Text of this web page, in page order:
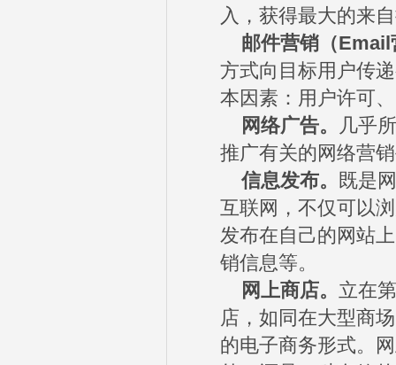
入，获得最大的来
邮件营销（Email
方式向目标用户传
本因素：用户许可
网络广告。
几乎
推广有关的网络营
信息发布。
既是
互联网，不仅可以
发布在自己的网站
销信息等。
网上商店。 立在
店，如同在大型商
的电子商务形式。